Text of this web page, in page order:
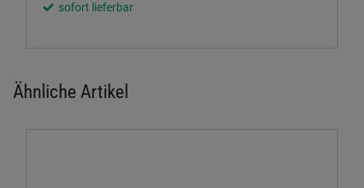
sofort lieferbar
Ähnliche Artikel